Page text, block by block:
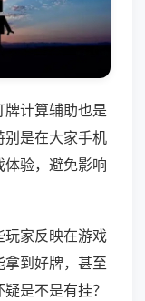
牌计算辅助也是
别是在大家手机
验，避免影响
玩家反映在游戏
到好牌，甚至
是不是有挂？